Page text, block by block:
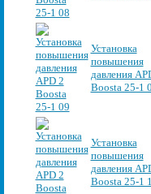
Установка
повышения
давления
Boosta 25-1
Установка
повышения
давления
Boosta 25-1